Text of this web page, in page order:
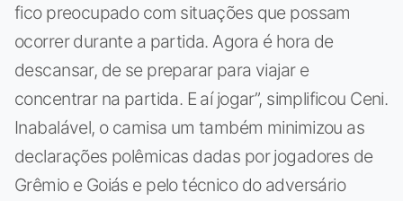
fico preocupado com situações que possam
ocorrer durante a partida. Agora é hora de
descansar, de se preparar para viajar e
concentrar na partida. E aí jogar”, simplificou Ceni.
Inabalável, o camisa um também minimizou as
declarações polêmicas dadas por jogadores de
Grêmio e Goiás e pelo técnico do adversário